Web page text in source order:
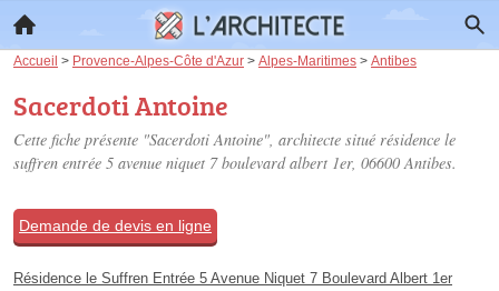
Accueil > Provence-Alpes-Côte d'Azur > Alpes-Maritimes > Antibes
Sacerdoti Antoine
Cette fiche présente "Sacerdoti Antoine", architecte situé résidence le
suffren entrée 5 avenue niquet 7 boulevard albert 1er, 06600 Antibes.
Demande de devis en ligne
Résidence le Suffren Entrée 5 Avenue Niquet 7 Boulevard Albert 1er